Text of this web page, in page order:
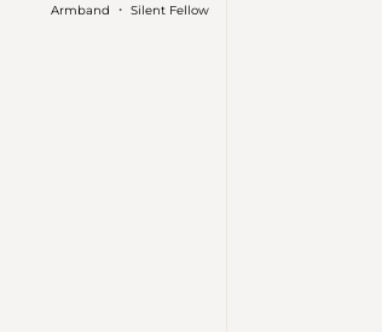
Armband ・ Silent Fellow